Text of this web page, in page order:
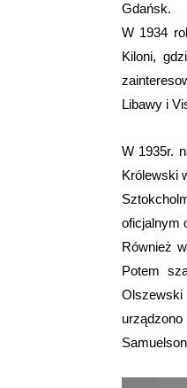
Gdańsk.
W 1934
Kiloni,
Libawy i
W 1935r.
Królewski
oficjalnym
Również
Potem
Olszewski